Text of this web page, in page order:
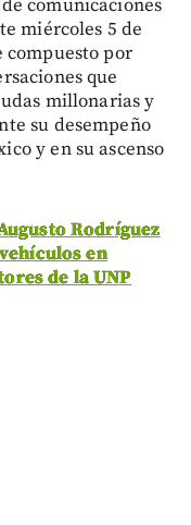
comunicaciones
miércoles 5 de
compuesto por
que
millonarias y
su desempeño
y en su ascenso
Rodríguez
en
de la UNP